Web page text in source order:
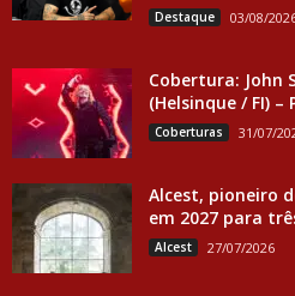
Destaque 03/08/
Cobertura: John
(Helsinque / FI) –
Coberturas 31/07/
Alcest, pioneiro
em 2027 para
Alcest 27/07/2026